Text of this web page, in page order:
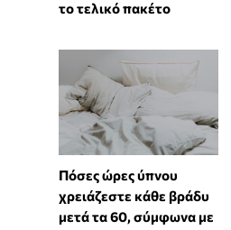
το τελικό πακέτο
Πόσες ώρες ύπνου
χρειάζεστε κάθε βράδυ
μετά τα 60, σύμφωνα με